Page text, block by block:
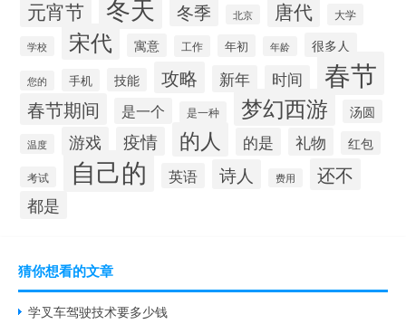
元宵节 冬天 冬季 北京 唐代 大学
学校 宋代 寓意 工作 年初 年龄 很多人
您的 手机 技能 攻略 新年 时间 春节
春节期间 是一个 是一种 梦幻西游 汤圆
温度 游戏 疫情 的人 的是 礼物 红包
考试 自己的 英语 诗人 费用 还不
都是
猜你想看的文章
学叉车驾驶技术要多少钱